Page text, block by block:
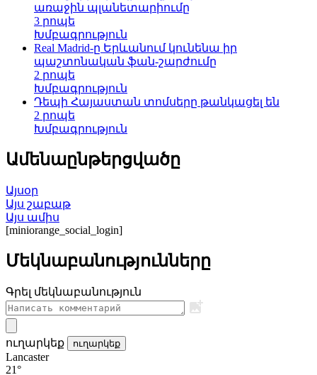
առաջին պլանետարիումը
3 րոպե
Խմբագրություն
Real Madrid-ը Երևանում կունենա իր
պաշտոնական ֆան-շարժումը
2 րոպե
Խմբագրություն
Դեպի Հայաստան տոմսերը թանկացել են
2 րոպե
Խմբագրություն
Ամենաընթերցվածը
Այսօր
Այս շաբաթ
Այս ամիս
[miniorange_social_login]
Մեկնաբանությունները
Գրել մեկնաբանություն
ուղարկեք ուղարկեք
Lancaster
21°